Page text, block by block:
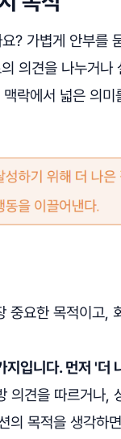
? 가볍게 안부를
의견을 나누거
락에서 넓은 의미
중요한 목적이고,
지입니다. 먼저 '더
의견을 따르거나,
의 목적을 생각하